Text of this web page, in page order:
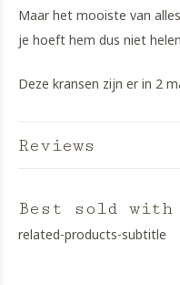
Maar het mooiste van
je hoeft hem dus niet
Deze kransen zijn er in 2
Reviews
Best sold with
related-products-subtitle